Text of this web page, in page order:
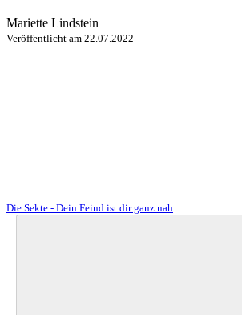
Mariette Lindstein
Veröffentlicht am 22.07.2022
Die Sekte - Dein Feind ist dir ganz nah